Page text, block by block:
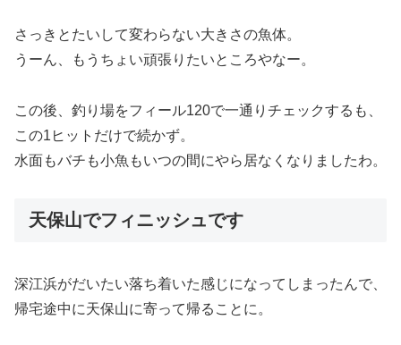
さっきとたいして変わらない大きさの魚体。
うーん、もうちょい頑張りたいところやなー。
この後、釣り場をフィール120で一通りチェックするも、
この1ヒットだけで続かず。
水面もバチも小魚もいつの間にやら居なくなりましたわ。
天保山でフィニッシュです
深江浜がだいたい落ち着いた感じになってしまったんで、
帰宅途中に天保山に寄って帰ることに。